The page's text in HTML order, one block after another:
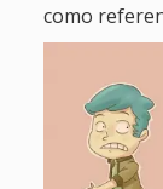
como